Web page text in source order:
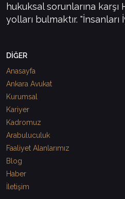
hukuksal sorunlarına karşı
yolları bulmaktır. "İnsanları
DİĞER
Anasayfa
Ankara Avukat
Kurumsal
Kariyer
Kadromuz
Arabuluculuk
Faaliyet Alanlarımız
Blog
Haber
İletişim